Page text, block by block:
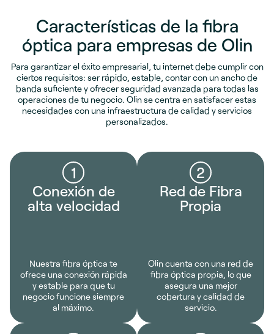
Características de la fibra
óptica para empresas de Olin
Para garantizar el éxito empresarial, tu internet debe cumplir con
ciertos requisitos: ser rápido, estable, contar con un ancho de
banda suficiente y ofrecer seguridad avanzada para todas las
operaciones de tu negocio. Olin se centra en satisfacer estas
necesidades con una infraestructura de calidad y servicios
personalizados.
1
Conexión de
alta velocidad
Nuestra fibra óptica te
ofrece una conexión rápida
y estable para que tu
negocio funcione siempre
al máximo.
2
Red de Fibra
Propia
Olin cuenta con una red de
fibra óptica propia, lo que
asegura una mejor
cobertura y calidad de
servicio.